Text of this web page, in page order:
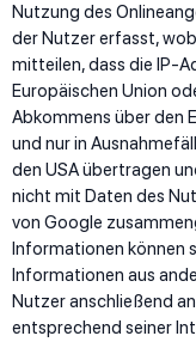
Nutzung des
der Nutzer erfasst,
mitteilen, dass die IP-
Europäischen Union
Abkommens über den
und nur in
den USA übertragen
nicht mit Daten des
von Google
Informationen können
Informationen aus
Nutzer anschließend
entsprechend seiner